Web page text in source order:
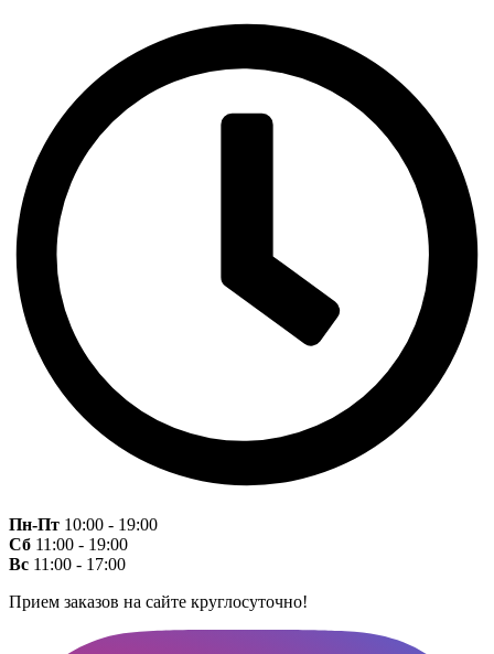
Пн-Пт 10:00 - 19:00
Сб 11:00 - 19:00
Вс 11:00 - 17:00
Прием заказов на сайте круглосуточно!